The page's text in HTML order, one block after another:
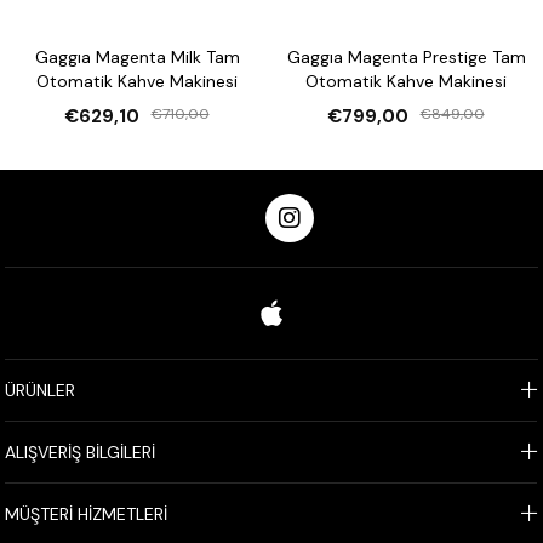
Gaggıa Magenta Milk Tam
Otomatik Kahve Makinesi
€629,10 €710,00
Gaggıa Magenta Prestige Tam
Otomatik Kahve Makinesi
€799,00 €849,00
ÜRÜNLER
ALIŞVERİŞ BİLGİLERİ
MÜŞTERİ HİZMETLERİ